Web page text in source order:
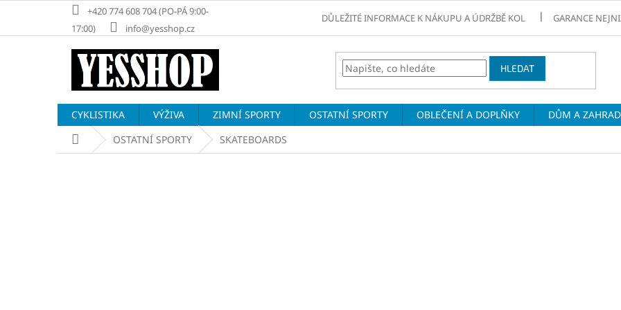
obsah
+420 774 608 704 (PO-PÁ 9:00-
17:00)
info@yesshop.cz
DŮLEŽITÉ INFORMACE K NÁKUPU A ÚDRŽBĚ KOL GARANCE
HLEDAT
CYKLISTIKA VÝŽIVA ZIMNÍ SPORTY OSTATNÍ SPORTY OBLEČENÍ A DOPLŇKY DŮM A
Domů OSTATNÍ SPORTY SKATEBOARDS